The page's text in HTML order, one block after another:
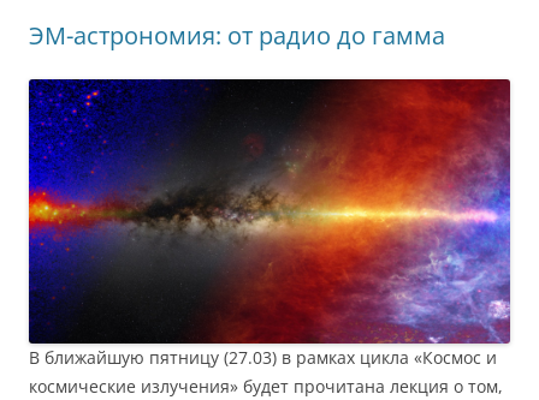
ЭМ-астрономия: от радио до гамма
В ближайшую пятницу (27.03) в рамках цикла «Космос и
космические излучения» будет прочитана лекция о том,